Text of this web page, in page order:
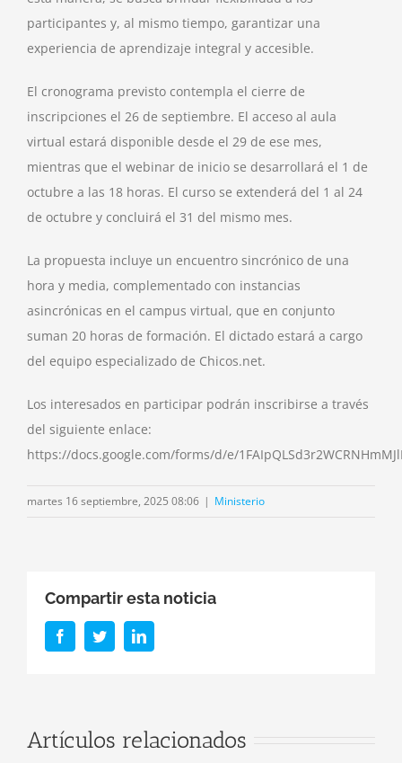
participantes y, al mismo tiempo, garantizar una
experiencia de aprendizaje integral y accesible.
El cronograma previsto contempla el cierre de
inscripciones el 26 de septiembre. El acceso al aula
virtual estará disponible desde el 29 de ese mes,
mientras que el webinar de inicio se desarrollará el 1 de
octubre a las 18 horas. El curso se extenderá del 1 al 24
de octubre y concluirá el 31 del mismo mes.
La propuesta incluye un encuentro sincrónico de una
hora y media, complementado con instancias
asincrónicas en el campus virtual, que en conjunto
suman 20 horas de formación. El dictado estará a cargo
del equipo especializado de Chicos.net.
Los interesados en participar podrán inscribirse a través
del siguiente enlace:
https://docs.google.com/forms/d/e/
martes 16 septiembre, 2025 08:06 | Ministerio
Compartir esta noticia
FacebookTwitterLinkedIn
Artículos relacionados